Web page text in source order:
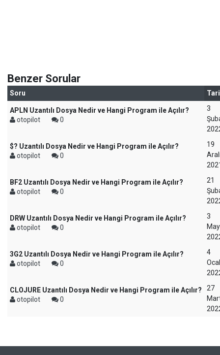
Benzer Sorular
Soru
APLN Uzantılı Dosya Nedir ve Hangi Program ile Açılır?
otopilot
0
3
$? Uzantılı Dosya Nedir ve Hangi Program ile Açılır?
otopilot
0
19
BF2 Uzantılı Dosya Nedir ve Hangi Program ile Açılır?
otopilot
0
21
DRW Uzantılı Dosya Nedir ve Hangi Program ile Açılır?
otopilot
0
3
3G2 Uzantılı Dosya Nedir ve Hangi Program ile Açılır?
otopilot
0
4
CLOJURE Uzantılı Dosya Nedir ve Hangi Program ile Açılır?
otopilot
0
27